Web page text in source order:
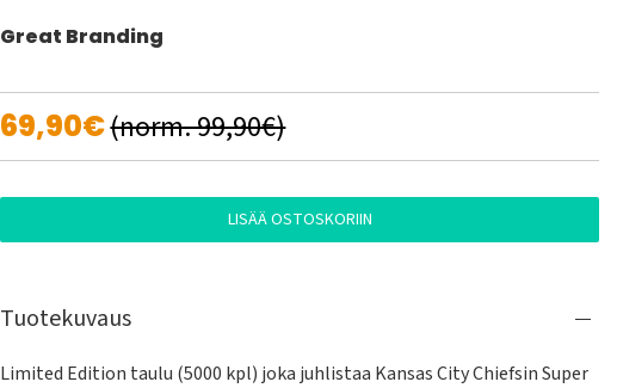
Great Branding
69,90€(norm. 99,90€)
LISÄÄ OSTOSKORIIN
Tuotekuvaus
Limited Edition taulu (5000 kpl) joka juhlistaa Kansas City Chiefsin Super